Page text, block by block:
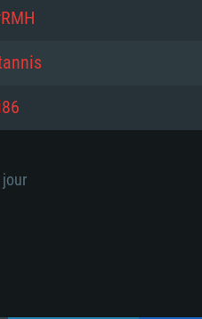
Go (client
Go (client
Go (client